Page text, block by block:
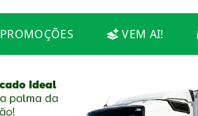
PROMOÇÕES VEM AI!